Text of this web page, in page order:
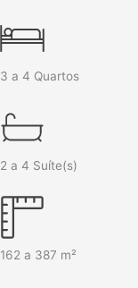
3 a 4 Quartos
2 a 4 Suíte(s)
162 a 387 m²